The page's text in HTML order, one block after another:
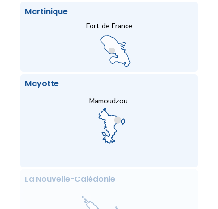
Martinique
Fort-de-France
Mayotte
Mamoudzou
La Nouvelle-Calédonie